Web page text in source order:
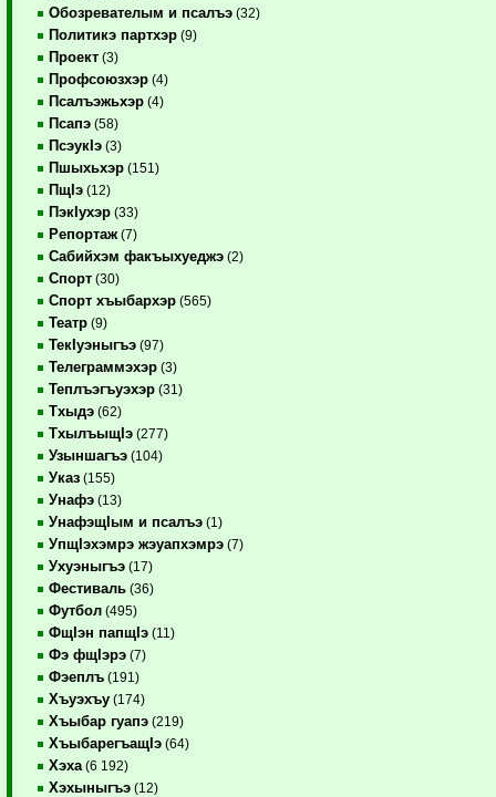
Обозревателым и псалъэ (32)
Политикэ партхэр (9)
Проект (3)
Профсоюзхэр (4)
Псалъэжьхэр (4)
Псапэ (58)
ПсэукIэ (3)
Пшыхьхэр (151)
ПщIэ (12)
ПэкIухэр (33)
Репортаж (7)
Сабийхэм факъыхуеджэ (2)
Спорт (30)
Спорт хъыбархэр (565)
Театр (9)
ТекIуэныгъэ (97)
Телеграммэхэр (3)
Теплъэгъуэхэр (31)
Тхыдэ (62)
ТхылъыщIэ (277)
Узыншагъэ (104)
Указ (155)
Унафэ (13)
УнафэщIым и псалъэ (1)
УпщIэхэмрэ жэуапхэмрэ (7)
Ухуэныгъэ (17)
Фестиваль (36)
Футбол (495)
ФщIэн папщIэ (11)
Фэ фщIэрэ (7)
Фэеплъ (191)
Хъуэхъу (174)
Хъыбар гуапэ (219)
ХъыбарегъащIэ (64)
Хэха (6 192)
Хэхыныгъэ (12)